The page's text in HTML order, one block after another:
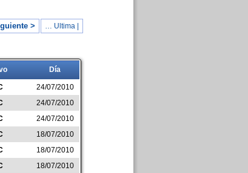
> … Ultima |
Día
24/07/2010
24/07/2010
24/07/2010
18/07/2010
18/07/2010
18/07/2010